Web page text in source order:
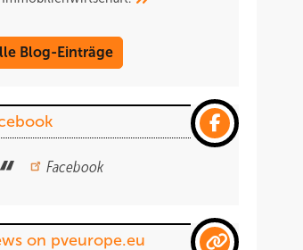
Blog-Einträge
Facebook
on pveurope.eu